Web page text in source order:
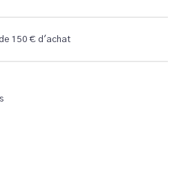
150 € d'achat